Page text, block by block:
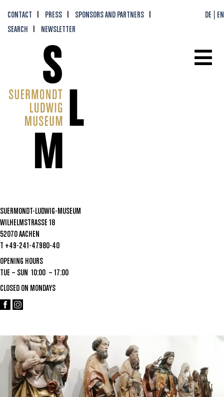
CONTACT PRESS
SPONSORS AND PARTNERS
SEARCH
NEWSLETTER
DE EN
SUERMONDT-LUDWIG-MUSEUM
WILHELMSTRASSE 18
52070 AACHEN
T +49-241-47980-40
OPENING HOURS
TUE – SUN 10:00 – 17:00
CLOSED ON MONDAYS